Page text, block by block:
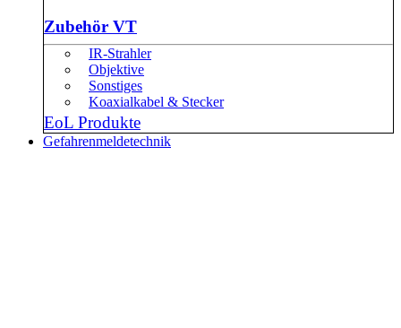
Zubehör VT
IR-Strahler
Objektive
Sonstiges
Koaxialkabel & Stecker
EoL Produkte
Gefahrenmeldetechnik